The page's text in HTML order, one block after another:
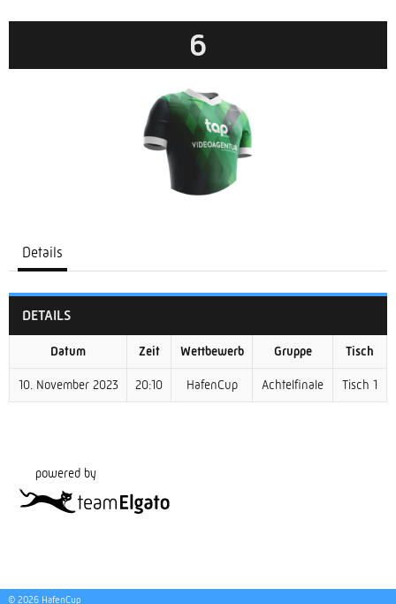
6
Details
DETAILS
Datum Zeit Wettbewerb Gruppe Tisch
10. November 2023 20:10 HafenCup Achtelfinale Tisch 1
powered by
© 2026 HafenCup